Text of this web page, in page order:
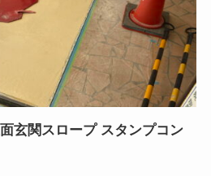
玄関スロープ スタンプコン